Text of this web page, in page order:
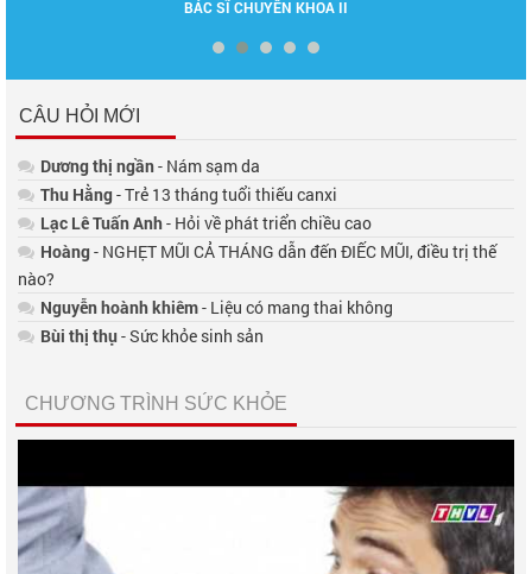
CÂU HỎI MỚI
Dương thị ngần- Nám sạm da
Thu Hằng- Trẻ 13 tháng tuổi thiếu canxi
Lạc Lê Tuấn Anh- Hỏi về phát triển chiều cao
Hoàng- NGHẸT MŨI CẢ THÁNG dẫn đến ĐIẾC MŨI, điều trị thế
nào?
Nguyễn hoành khiêm- Liệu có mang thai không
Bùi thị thụ- Sức khỏe sinh sản
CHƯƠNG TRÌNH SỨC KHỎE